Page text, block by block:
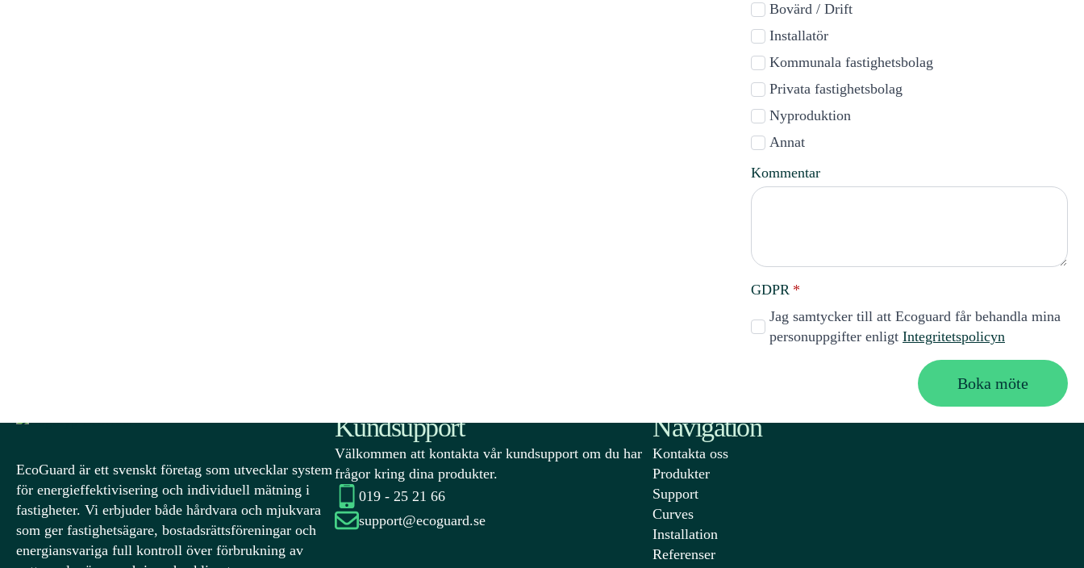
Bovärd / Drift
Installatör
Kommunala fastighetsbolag
Privata fastighetsbolag
Nyproduktion
Annat
Kommentar
GDPR *
Jag samtycker till att Ecoguard får behandla mina
personuppgifter enligt Integritetspolicyn
Boka möte
EcoGuard är ett svenskt företag som utvecklar system
för energieffektivisering och individuell mätning i
fastigheter. Vi erbjuder både hårdvara och mjukvara
som ger fastighetsägare, bostadsrättsföreningar och
energiansvariga full kontroll över förbrukning av
Kundsupport
Välkommen att kontakta vår kundsupport om du har
frågor kring dina produkter.
019 - 25 21 66
support@ecoguard.se
Navigation
Kontakta oss
Produkter
Support
Curves
Installation
Referenser